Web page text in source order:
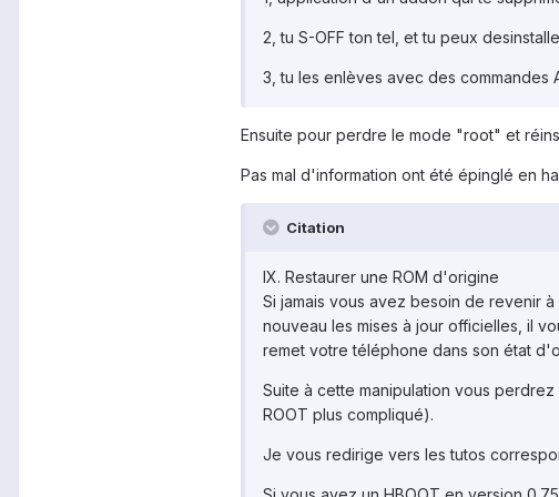
2, tu S-OFF ton tel, et tu peux
3, tu les enlèves avec des commandes
Ensuite pour perdre le mode "root" et
Pas mal d'information ont été épinglé en
Citation
IX. Restaurer une ROM d'origine
Si jamais vous avez besoin de revenir
nouveau les mises à jour officielles, il
remet votre téléphone dans son état
Suite à cette manipulation vous
ROOT plus compliqué).
Je vous redirige vers les tutos